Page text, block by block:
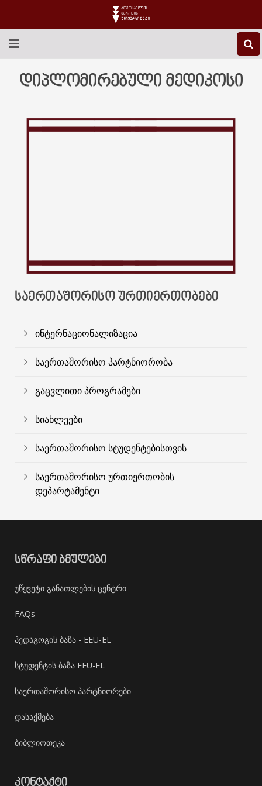
EEU-Ს ᲨᲔᲡᲐᲮᲔᲑ
ᲙᲕᲚᲔᲕᲐ
დიპლომირებული მედიკოსი
ᲡᲐᲔᲠᲗᲐᲨᲝᲠᲘᲡᲝ ᲣᲠᲗᲘᲔᲠᲗᲝᲑᲔᲑᲘ
ინტერნაციონალიზაცია
საერთაშორისო პარტნიორობა
გაცვლითი პროგრამები
სიახლეები
საერთაშორისო სტუდენტებისთვის
საერთაშორისო ურთიერთობის
დეპარტამენტი
ᲡᲬᲠᲐᲤᲘ ᲑᲛᲣᲚᲔᲑᲘ
უწყვეტი განათლების ცენტრი
FAQs
პედაგოგის ბაზა - EEU-EL
სტუდენტის ბაზა EEU-EL
საერთაშორისო პარტნიორები
დასაქმება
ბიბლიოთეკა